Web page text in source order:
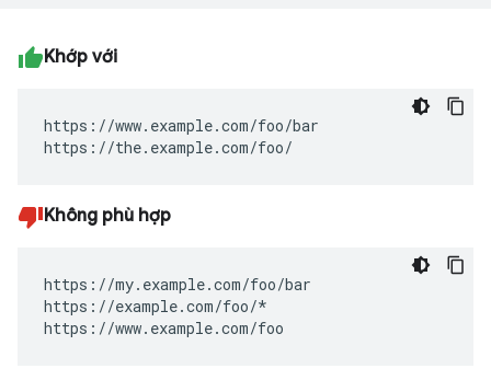
Khớp với
https://www.example.com/foo/bar
https://the.example.com/foo/
Không phù hợp
https://my.example.com/foo/bar
https://example.com/foo/*
https://www.example.com/foo